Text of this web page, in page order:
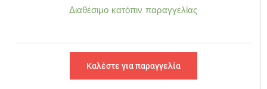
Διαθέσιμο κατόπιν παραγγελίας
Καλέστε για παραγγελία